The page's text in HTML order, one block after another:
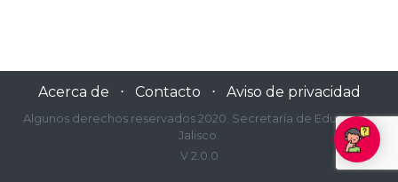
Acerca de ⋅ Contacto ⋅ Aviso de privacidad
Algunos derechos reservados 2020. Secretaría de Educación
Jalisco.
V 2.0.0